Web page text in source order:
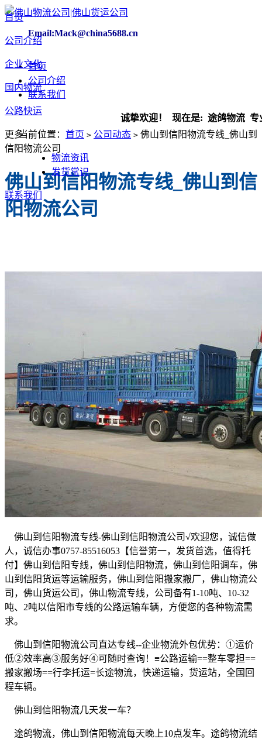
Email:Mack@china5688.cn
首页
公司介绍
联系我们
诚挚欢迎！ 现在是:途鸽物流 专
首页
公司介绍
企业文化
国内物流
公路快运
更多
物流资讯
发货常识
联系我们
当前位置： 首页 > 公司动态 > 佛山到信阳物流专线_佛山到
信阳物流公司
佛山到信阳物流专线_佛山到信
阳物流公司
佛山到信阳物流专线-佛山到信阳物流公司√欢迎您，诚信做
人，诚信办事0757-85516053 【信誉第一，发货首选，值得托
付】佛山到信阳专线，佛山到信阳物流，佛山到信阳调车，佛
山到信阳货运等运输服务，佛山到信阳搬家搬厂，佛山物流公
司，佛山货运公司，佛山物流专线，公司备有1-10吨、 10-32
吨、 2吨以信阳市专线的公路运输车辆，方便您的各种物流需
求。
佛山到信阳物流公司直达专线--企业物流外包优势： ①运价
低②效率高③服务好④可随时查询！ ≡公路运输==整车零担==
搬家搬场==行李托运=长途物流，快递运输，货运站，全国回
程车辆。
佛山到信阳物流几天发一车？
途鸽物流，佛山到信阳物流每天晚上10点发车。途鸽物流结